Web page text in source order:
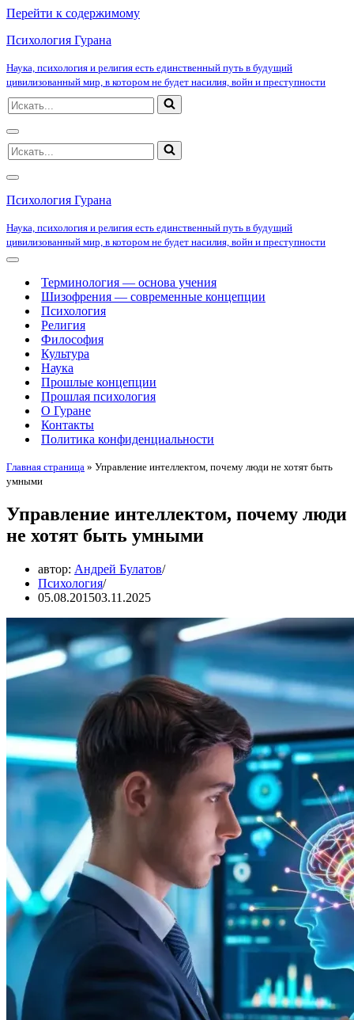
Перейти к содержимому
Психология Гурана
Наука, психология и религия есть единственный путь в будущий
цивилизованный мир, в котором не будет насилия, войн и преступности
Искать...
Меню
навигации
Искать...
Меню
навигации
Психология Гурана
Наука, психология и религия есть единственный путь в будущий
цивилизованный мир, в котором не будет насилия, войн и преступности
Меню
навигацииТерминология — основа учения
Шизофрения — современные концепции
Психология
Религия
Философия
Культура
Наука
Прошлые концепции
Прошлая психология
О Гуране
Контакты
Политика конфиденциальности
Главная страница » Управление интеллектом, почему люди не хотят быть
умными
Управление интеллектом, почему люди
не хотят быть умными
автор: Андрей Булатов
Психология
05.08.201503.11.2025